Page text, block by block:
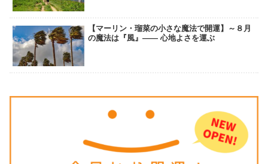
【マーリン・瑠菜の小さな魔法で開運】～８月
の魔法は『風』―― 心地よさを運ぶ